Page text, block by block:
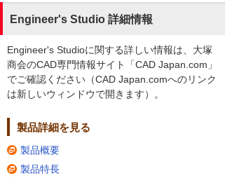
Engineer's Studio 詳細情報
Engineer's Studioに関する詳しい情報は、大塚
商会のCAD専門情報サイト「CAD Japan.com」
でご確認ください（CAD Japan.comへのリンク
は新しいウィンドウで開きます）。
製品詳細を見る
製品概要
製品特長